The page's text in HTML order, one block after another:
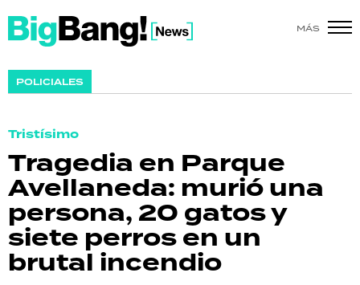
MÁS
POLICIALES
Tristísimo
Tragedia en Parque
Avellaneda: murió una
persona, 20 gatos y
siete perros en un
brutal incendio
SHOW
ACTUALIDAD
POLICIALES
ECONOMÍA
GRAN HERMANO